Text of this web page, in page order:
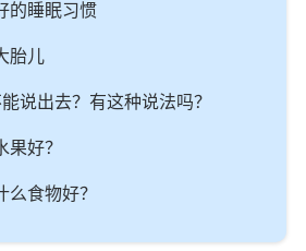
的睡眠习惯
胎儿
说出去？有这种说法吗？
好？
食物好？